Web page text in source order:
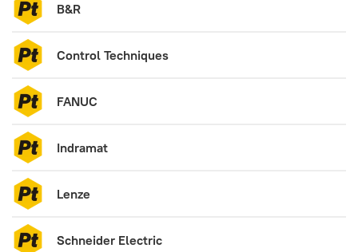
B&R
Control Techniques
FANUC
Indramat
Lenze
Schneider Electric